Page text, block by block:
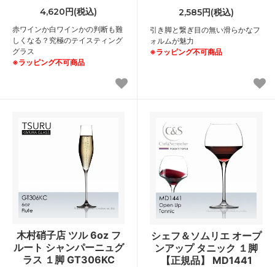
4,620円(税込)
赤ワインか白ワインかの判断も難
しくなる？究極のテイスティング
グラス
※ラッピング不可商品
2,585円(税込)
引き脚と繋ぎ目の無い滑らかなフ
ォルムが魅力
※ラッピング不可商品
木村硝子店 ツル 6oz フ
ルート シャンパーニュグ
ラス １脚 GT306KC
シェフ＆ソムリエ オープ
ンアップ タニック １脚
【正規品】 MD1441